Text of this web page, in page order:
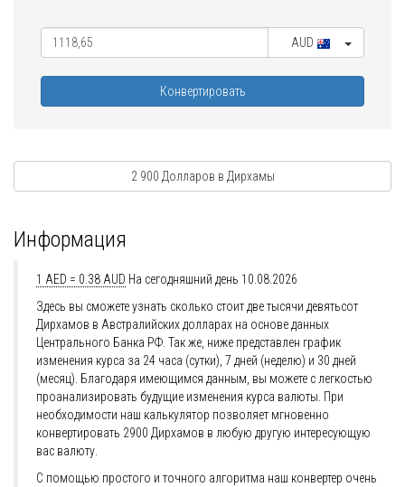
AUD
Конвертировать
2 900 Долларов в Дирхамы
Информация
1 AED = 0.38 AUD На сегодняшний день 10.08.2026
Здесь вы сможете узнать сколько стоит две тысячи девятьсот
Дирхамов в Австралийских долларах на основе данных
Центрального Банка РФ. Так же, ниже представлен график
изменения курса за 24 часа (сутки), 7 дней (неделю) и 30 дней
(месяц). Благодаря имеющимся данным, вы можете с легкостью
проанализировать будущие изменения курса валюты. При
необходимости наш калькулятор позволяет мгновенно
конвертировать 2900 Дирхамов в любую другую интересующую
вас валюту.
С помощью простого и точного алгоритма наш конвертер очень